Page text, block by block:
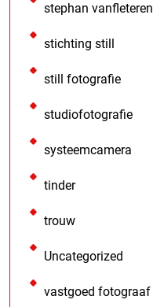
stephan vanfleteren
stichting still
still fotografie
studiofotografie
systeemcamera
tinder
trouw
Uncategorized
vastgoed fotograaf